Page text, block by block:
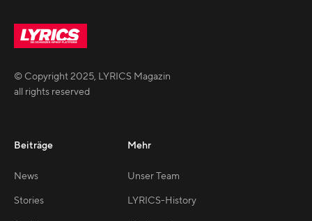
© Copyright2025, LYRICS Magazin
all rights reserved
Beiträge
News
Stories
Mehr
Unser Team
LYRICS-History